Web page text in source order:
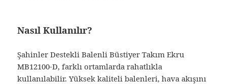
Nasıl Kullanılır?
Şahinler Destekli Balenli Büstiyer Takım Ekru
MB12100-D, farklı ortamlarda rahatlıkla
kullanılabilir. Yüksek kaliteli balenleri, hava akışını